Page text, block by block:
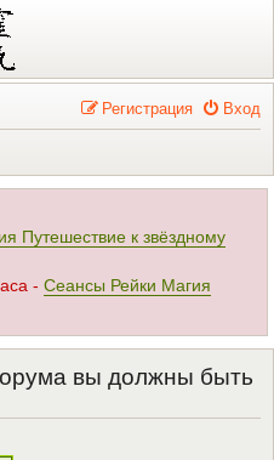
Вход
Регистрация
Путешествие к звёздному
- Сеансы Рейки Магия
вы должны быть